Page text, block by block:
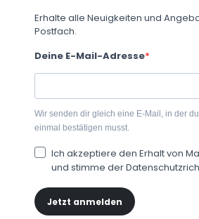
Erhalte alle Neuigkeiten und
Postfach.
Deine E-Mail-Adresse
Wir senden dir gleich eine E-Mail, in der
einmal bestätigen musst.
Ich akzeptiere den Erhalt von
und stimme der
Jetzt anmelden